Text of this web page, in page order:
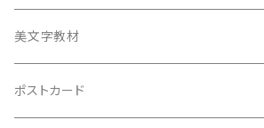
美文字教材
ポストカード